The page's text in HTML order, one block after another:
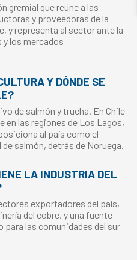
gremial que reúne a las
y proveedoras de la
y representa al sector ante la
y los mercados
Y DÓNDE SE
de salmón y trucha. En Chile
en las regiones de Los Lagos,
al país como el
salmón, detrás de Noruega.
LA INDUSTRIA DEL
exportadores del país,
del cobre, y una fuente
para las comunidades del sur